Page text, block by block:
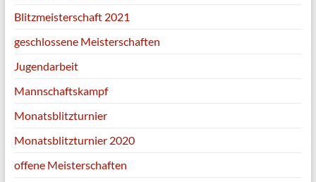
Blitzmeisterschaft 2021
geschlossene Meisterschaften
Jugendarbeit
Mannschaftskampf
Monatsblitzturnier
Monatsblitzturnier 2020
offene Meisterschaften